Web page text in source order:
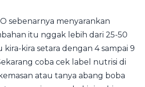
sebenarnya menyarankan
itu nggak lebih dari 25-50
kira setara dengan 4 sampai 9
coba cek label nutrisi di
atau tanya abang boba